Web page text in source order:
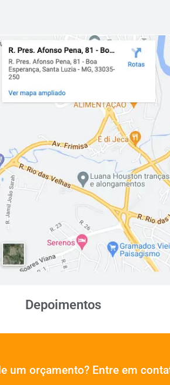
Depoimentos
um orçamento? Entre em